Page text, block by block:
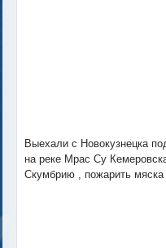
Выехали с Новокузнецка
на реке Мрас Су
Скумбрию , пожарить мяска